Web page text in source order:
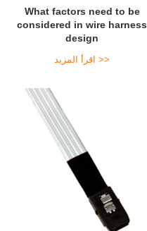
What factors need to be
considered in wire harness
design
اقرأ المزيد >>